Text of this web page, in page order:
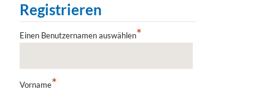
Registrieren
Einen Benutzernamen auswählen*
Vorname*